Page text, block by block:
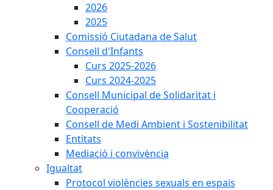
2026
2025
Comissió Ciutadana de Salut
Consell d'Infants
Curs 2025-2026
Curs 2024-2025
Consell Municipal de Solidaritat i
Cooperació
Consell de Medi Ambient i Sostenibilitat
Entitats
Mediació i convivència
Igualtat
Protocol violències sexuals en espais